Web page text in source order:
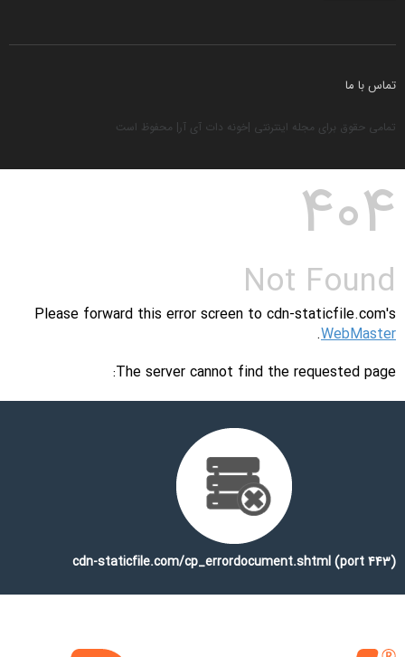
تماس با ما
تمامی حقوق برای مجله اینترنتی |خونه دات آی آر| محفوظ است
404
Not Found
Please forward this error screen to cdn-staticfile.com's
WebMaster
.
The server cannot find the requested page:
cdn-staticfile.com/cp_errordocument.shtml (port 443)